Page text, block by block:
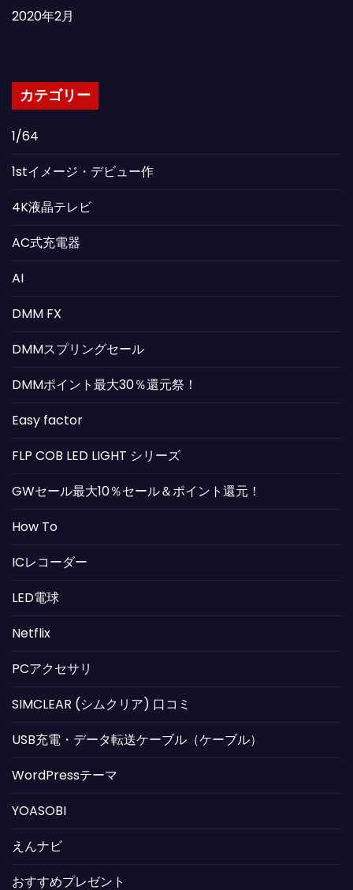
2020年2月
カテゴリー
1/64
1stイメージ・デビュー作
4K液晶テレビ
AC式充電器
AI
DMM FX
DMMスプリングセール
DMMポイント最大30％還元祭！
Easy factor
FLP COB LED LIGHT シリーズ
GWセール最大10％セール＆ポイント還元！
How To
ICレコーダー
LED電球
Netflix
PCアクセサリ
SIMCLEAR (シムクリア) 口コミ
USB充電・データ転送ケーブル（ケーブル）
WordPressテーマ
YOASOBI
えんナビ
おすすめプレゼント